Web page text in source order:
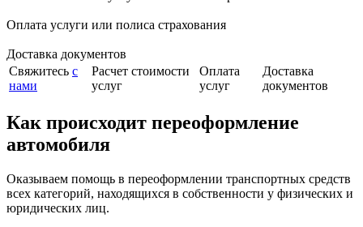
Оплата услуги или полиса страхования
Доставка документов
Свяжитесь с
нами
Расчет стоимости
услуг
Оплата
услуг
Доставка
документов
Как происходит переоформление
автомобиля
Оказываем помощь в переоформлении транспортных средств
всех категорий, находящихся в собственности у физических и
юридических лиц.